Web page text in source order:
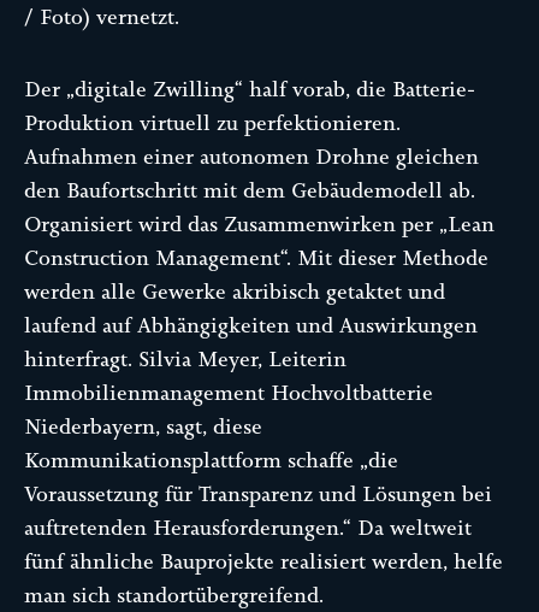
/ Foto) vernetzt.
Der „digitale Zwilling“ half vorab, die Batterie-
Produktion virtuell zu perfektionieren.
Aufnahmen einer autonomen Drohne gleichen
den Baufortschritt mit dem Gebäudemodell ab.
Organisiert wird das Zusammenwirken per „Lean
Construction Management“. Mit dieser Methode
werden alle Gewerke akribisch getaktet und
laufend auf Abhängigkeiten und Auswirkungen
hinterfragt. Silvia Meyer, Leiterin
Immobilienmanagement Hochvoltbatterie
Niederbayern, sagt, diese
Kommunikationsplattform schaffe „die
Voraussetzung für Transparenz und Lösungen bei
auftretenden Herausforderungen.“ Da weltweit
fünf ähnliche Bauprojekte realisiert werden, helfe
man sich standortübergreifend.